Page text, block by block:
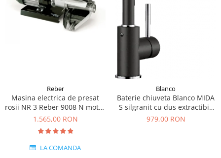
Reber
Masina electrica de presat
rosii NR 3 Reber 9008 N motor
prin inductie de 400W
1.565,00 RON
LA COMANDA
Blanco
Baterie chiuveta Blanco MIDA
S silgranit cu dus extractibil,
diferite culori
979,00 RON